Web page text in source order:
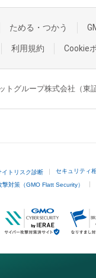
ためる・つかう
利用規約 Cookie
トグループ株式会社（東
イトリスク診断 セキュリティ
撃対策（GMO Flatt Security）